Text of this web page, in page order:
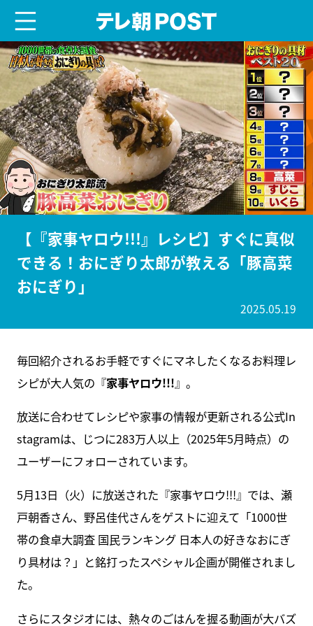
【『家事ヤロウ!!!』レシピ】すぐに真似
できる！おにぎり太郎が教える「豚高菜
おにぎり」
2025.05.19
毎回紹介されるお手軽ですぐにマネしたくなるお料理レ
シピが大人気の『家事ヤロウ!!!』。
放送に合わせてレシピや家事の情報が更新される公式In
stagramは、じつに283万人以上（2025年5月時点）の
ユーザーにフォローされています。
5月13日（火）に放送された『家事ヤロウ!!!』では、瀬
戸朝香さん、野呂佳代さんをゲストに迎えて「1000世
帯の食卓大調査 国民ランキング 日本人の好きなおにぎ
り具材は？」と銘打ったスペシャル企画が開催されまし
た。
さらにスタジオには、熱々のごはんを握る動画が大バズ